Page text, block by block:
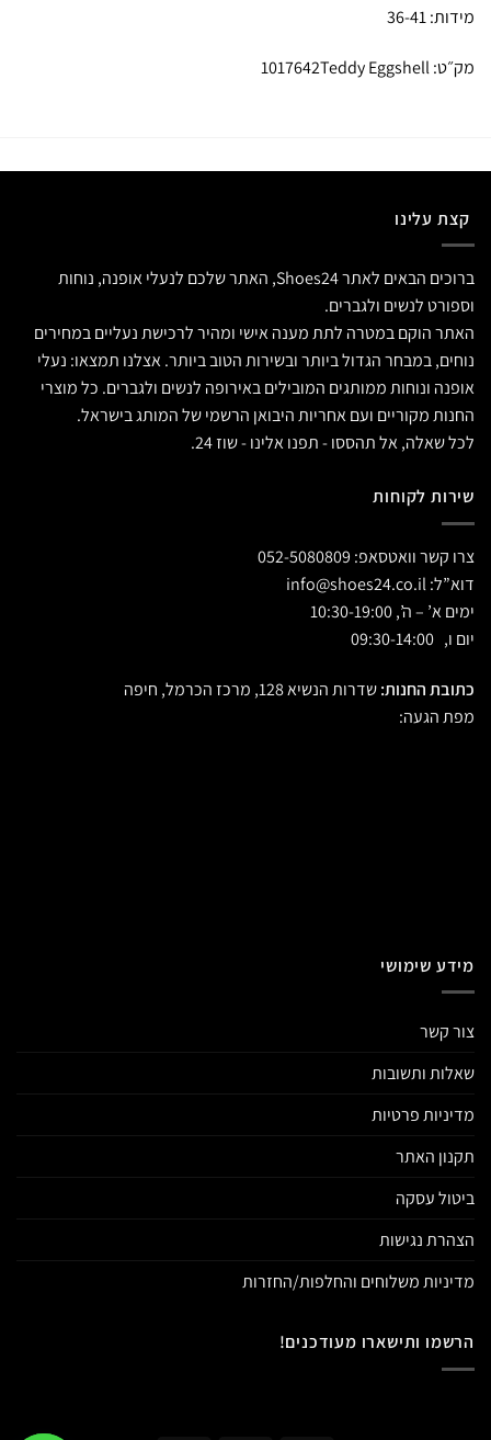
מידות: 36-41
מק״ט: 1017642Teddy Eggshell
קצת עלינו
ברוכים הבאים לאתר Shoes24, האתר שלכם לנעלי אופנה, נוחות
וספורט לנשים ולגברים.
האתר הוקם במטרה לתת מענה אישי ומהיר לרכישת נעליים במחירים
נוחים, במבחר הגדול ביותר ובשירות הטוב ביותר. אצלנו תמצאו: נעלי
אופנה ונוחות ממותגים המובילים באירופה לנשים ולגברים. כל מוצרי
החנות מקוריים ועם אחריות היבואן הרשמי של המותג בישראל.
לכל שאלה, אל תהססו - תפנו אלינו - שוז 24.
שירות לקוחות
צרו קשר וואטסאפ: 052-5080809
דוא”ל:
ימים א’ – ה’, 10:30-19:00
יום ו, 09:30-14:00
כתובת החנות:שדרות הנשיא 128, מרכז הכרמל, חיפה
מפת הגעה:
מידע שימושי
צור קשר
שאלות ותשובות
מדיניות פרטיות
תקנון האתר
ביטול עסקה
הצהרת נגישות
מדיניות משלוחים והחלפות/החזרות
הרשמו ותישארו מעודכנים!